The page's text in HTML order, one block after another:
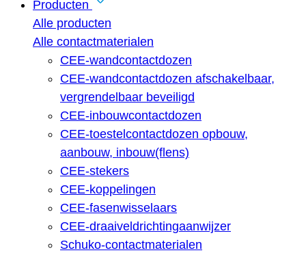
Producten
Alle producten
Alle contactmaterialen
CEE-wandcontactdozen
CEE-wandcontactdozen afschakelbaar,
vergrendelbaar beveiligd
CEE-inbouwcontactdozen
CEE-toestelcontactdozen opbouw,
aanbouw, inbouw(flens)
CEE-stekers
CEE-koppelingen
CEE-fasenwisselaars
CEE-draaiveldrichtingaanwijzer
Schuko-contactmaterialen